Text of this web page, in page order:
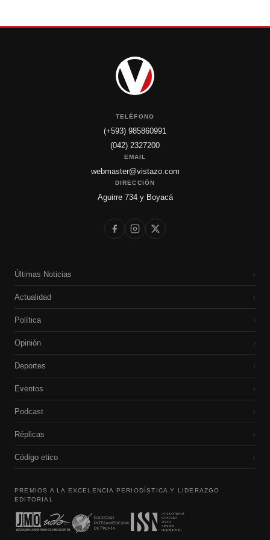
TELÉFONO
(+593) 985860991
(042) 2327200
EMAIL
webmaster@vistazo.com
DIRECCIÓN
Aguirre 734 y Boyacá
Últimas Noticias ›
Actualidad ›
Política ›
Opinión ›
Deportes ›
Eventos ›
Podcast ›
Réplicas ›
Código etico ›
PREMIOS A LA EXCELENCIA PERIODÍSTICA Y LIDERAZGO
EDITORIAL